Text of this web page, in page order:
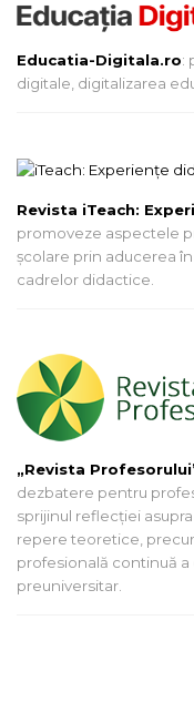
Educatia-Digitala.ro:
digitale, digitalizarea
Revista iTeach:
promoveze aspectele
şcolare prin aducerea
cadrelor didactice.
„Revista
dezbatere pentru
sprijinul reflecției
repere teoretice,
profesională continuă
preuniversitar.